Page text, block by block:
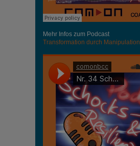
Mehr Infos zum Podcast
Transformation durch Manipulation